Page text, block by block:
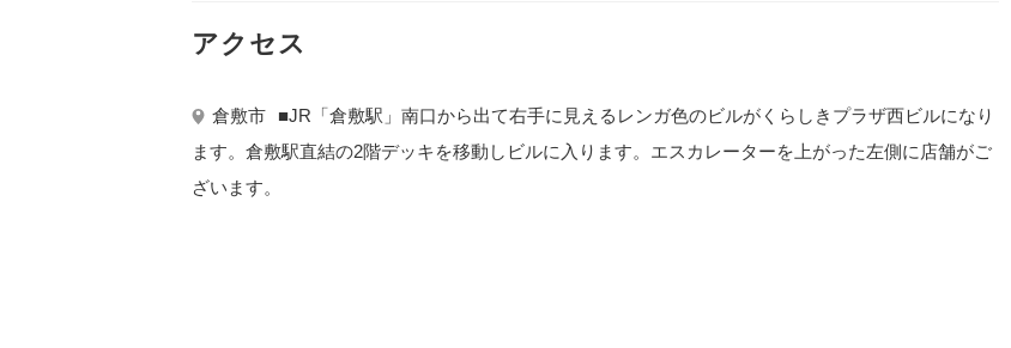
アクセス
倉敷市
■JR「倉敷駅」南口から出て右手に見えるレンガ色のビルがくらしきプラザ西ビルになり
ます。倉敷駅直結の2階デッキを移動しビルに入ります。エスカレーターを上がった左側に店舗がご
ざいます。